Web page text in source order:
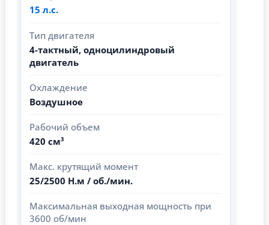
15 л.с.
Тип двигателя
4-тактный, одноцилиндровый
двигатель
Охлаждение
Воздушное
Рабочий объем
420 см³
Макс. крутящий момент
25/2500 Н.м / об./мин.
Максимальная выходная мощность при
3600 об/мин